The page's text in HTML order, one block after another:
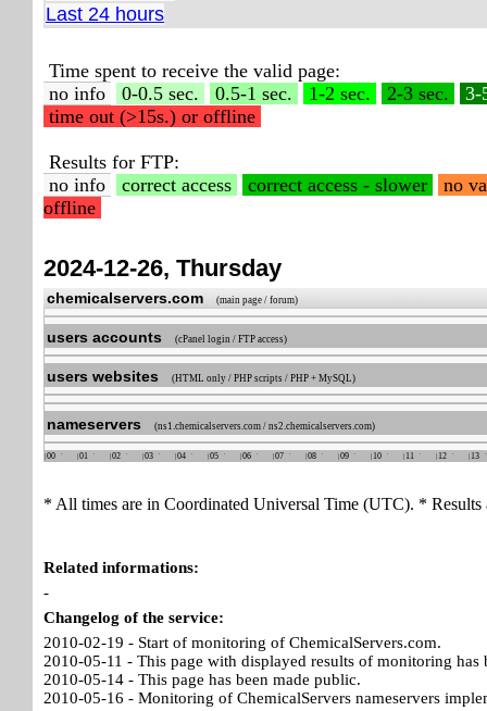
Last 24 hours
Time spent to receive the valid page:
no info
0-0.5 sec. 0.5-1 sec. 1-2 sec. 2-3 sec.
3-
time out (>15s.) or offline
Results for FTP:
no info
correct access correct access - slower
no
offline
2024-12-26, Thursday
chemicalservers.com (main page / forum)
users accounts (cPanel login / FTP access)
users websites (HTML only / PHP scripts / PHP + MySQL)
nameservers (ns1.chemicalservers.com / ns2.chemicalservers.com)
00 01 02 03 04 05 06 07 08 09 10 11 12 13
* All times are in Coordinated Universal Time (UTC). * Results
Related informations:
-
Changelog of the service:
2010-02-19 - Start of monitoring of ChemicalServers.com.
2010-05-11 - This page with displayed results of monitoring has
2010-05-14 - This page has been made public.
2010-05-16 - Monitoring of ChemicalServers nameservers